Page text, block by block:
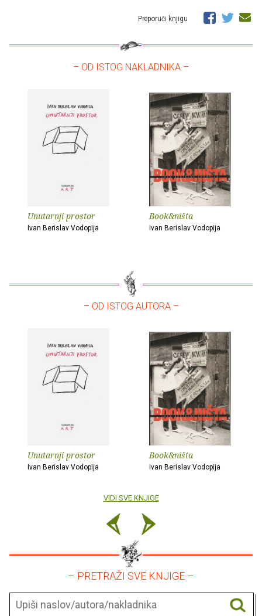
Preporuči knjigu
– OD ISTOG NAKLADNIKA –
Unutarnji prostor
Ivan Berislav Vodopija
Book&ništa
Ivan Berislav Vodopija
– OD ISTOG AUTORA –
Unutarnji prostor
Ivan Berislav Vodopija
Book&ništa
Ivan Berislav Vodopija
VIDI SVE KNJIGE
– PRETRAŽI SVE KNJIGE –